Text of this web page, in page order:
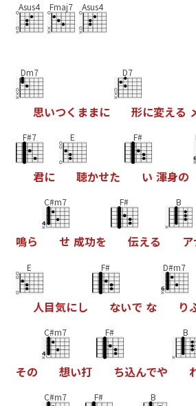
Asus4 Fmaj7 Asus4
Dm7
思いつく ままに
D7
形に変える
F#7
君に
E
聴かせた
F#
い 渾身の
鳴ら
C#m7
せ 成功を
F#
伝える
B
ア
E
人目気にし
F#
ないで な
D#m7
り
その
C#m7
想い打
F#
ち込んでや
B
C#m7 F# B